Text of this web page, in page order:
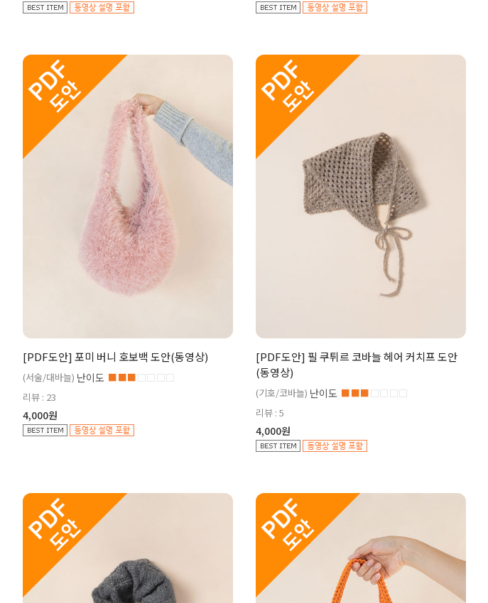
[PDF도안] 포미 버니 호보백 도안(동영상)
(서술/대바늘) 난이도 ■■■□□□□
리뷰 : 23
4,000원
[PDF도안] 필 쿠튀르 코바늘 헤어 커치프 도안
(동영상)
(기호/코바늘) 난이도 ■■■□□□□
리뷰 : 5
4,000원